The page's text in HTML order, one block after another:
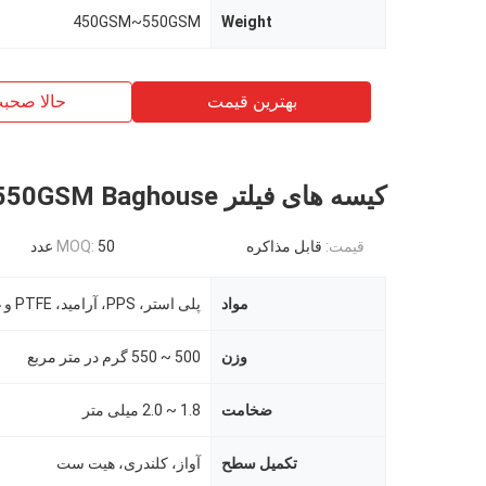
Weight
450GSM~550GSM
بهترین قیمت حالا
کیسه های فیلتر 550GSM Baghouse
قیمت: قابل مذاکره MOQ: 50 عدد
مواد پلی استر، PPS، آرامید، PTFE و غیره
وزن 500 ~ 550 گرم در متر مربع
ضخامت 1.8 ~ 2.0 میلی متر
تکمیل سطح آواز، کلندری، هیت ست